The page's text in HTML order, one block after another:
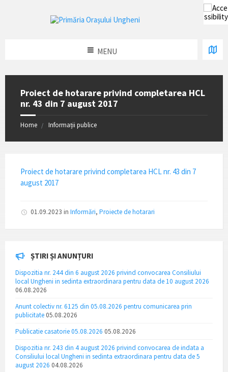
MENU
Proiect de hotarare privind completarea HCL
nr. 43 din 7 august 2017
Home Informații publice
Proiect de hotarare privind completarea HCL nr. 43 din 7
august 2017
01.09.2023 in Informări, Proiecte de hotarari
ȘTIRI ȘI ANUNȚURI
Dispozitia nr. 244 din 6 august 2026 privind convocarea Consiliului
local Ungheni in sedinta extraordinara pentru data de 10 august 2026
06.08.2026
Anunt colectiv nr. 6125 din 05.08.2026 pentru comunicarea prin
publicitate 05.08.2026
Publicatie casatorie 05.08.2026 05.08.2026
Dispozitia nr. 243 din 4 august 2026 privind convocarea de indata a
Consiliului local Ungheni in sedinta extraordinara pentru data de 5
august 2026 04.08.2026